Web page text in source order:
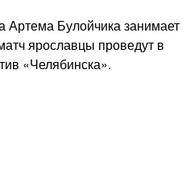
Артема Булойчика занимает
ярославцы проведут в
«Челябинска».